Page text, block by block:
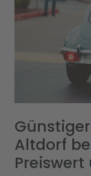
Altdorf